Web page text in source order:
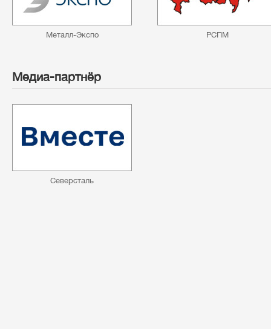
Металл-Экспо РСПМ
Медиа-партнёр
Северсталь